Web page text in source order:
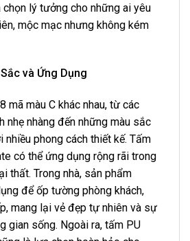
lý tưởng cho những ai yêu
mộc mạc nhưng không kém
và Ứng Dụng
mã màu C khác nhau, từ các
nhẹ nhàng đến những màu sắc
nhiều phong cách thiết kế. Tấm
có thể ứng dụng rộng rãi trong
thất. Trong nhà, sản phẩm
để ốp tường phòng khách,
mang lại vẻ đẹp tự nhiên và sự
gian sống. Ngoài ra, tấm PU